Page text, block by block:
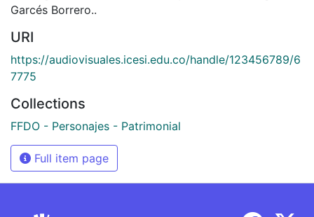
Garcés Borrero..
URI
https://audiovisuales.icesi.edu.co/handle/123456789/6
7775
Collections
FFDO - Personajes - Patrimonial
Full item page